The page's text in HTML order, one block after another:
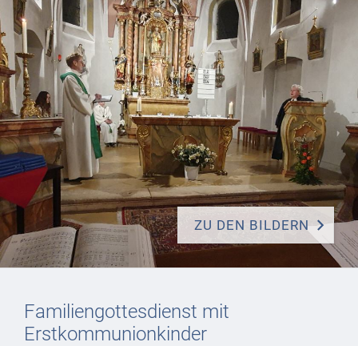
ZU DEN BILDERN
Familiengottesdienst mit
Erstkommunionkinder